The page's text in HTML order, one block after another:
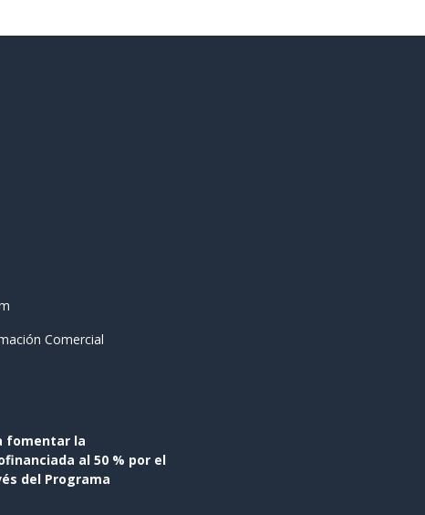
Comercial
fomentar la
al 50 % por el
del Programa